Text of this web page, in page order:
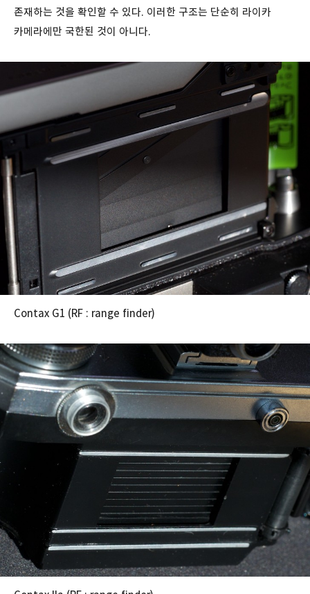
존재하는 것을 확인할 수 있다. 이러한 구조는 단순히 라이카
카메라에만 국한된 것이 아니다.
Contax G1 (RF : range finder)